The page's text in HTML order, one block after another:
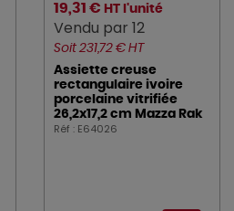
19,31 € HT l'unité
Vendu par 12
Soit 231,72 € HT
Assiette creuse
rectangulaire ivoire
porcelaine vitrifiée
26,2x17,2 cm Mazza Rak
Réf : E64026